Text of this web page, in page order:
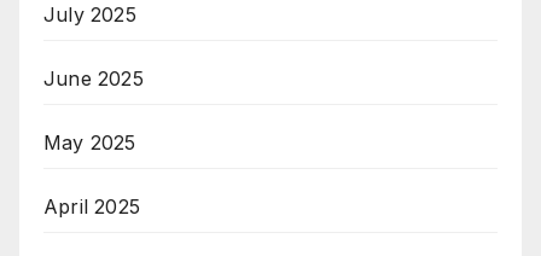
July 2025
June 2025
May 2025
April 2025